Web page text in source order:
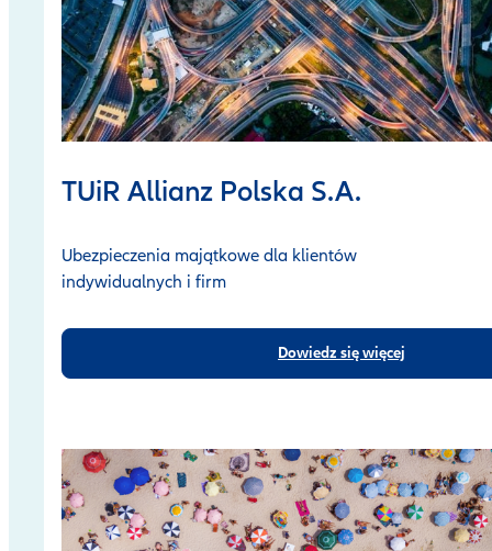
TUiR Allianz Polska S.A.
Ubezpieczenia majątkowe dla klientów
indywidualnych i firm
Dowiedz się więcej